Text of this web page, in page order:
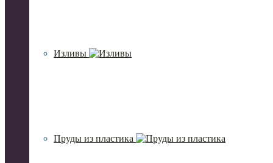
Изливы
Пруды из пластика